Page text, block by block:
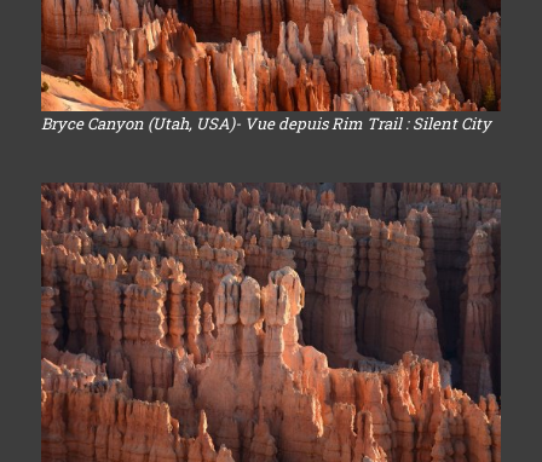
Bryce Canyon (Utah, USA)- Vue depuis Rim Trail : Silent City